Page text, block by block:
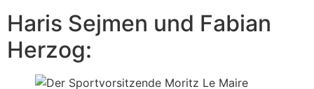
Haris Sejmen und Fabian
Herzog: